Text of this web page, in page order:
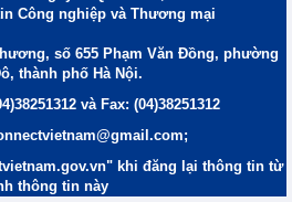
Công nghiệp và Thương mại
số 655 Phạm Văn Đồng, phường
thành phố Hà Nội.
và Fax: (04)38251312
khi đăng lại thông tin từ
thông tin này